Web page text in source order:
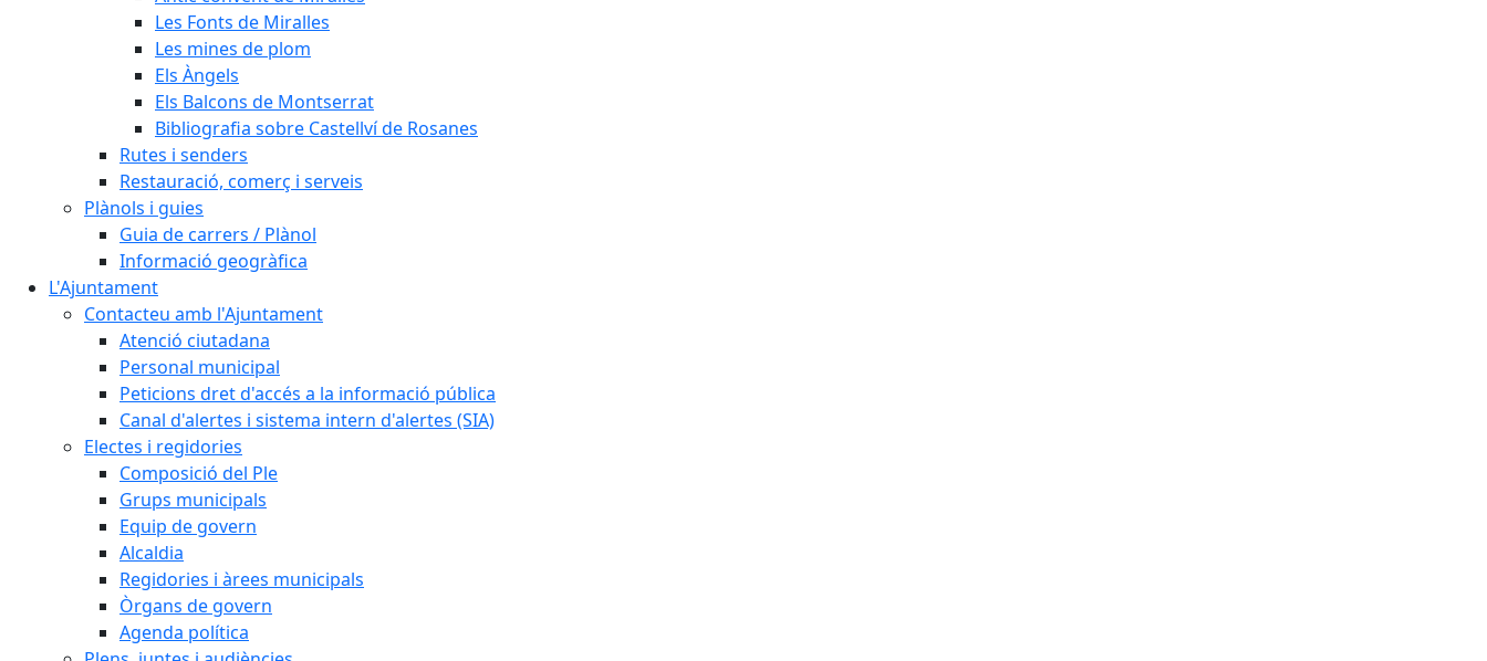
Les Fonts de Miralles
Les mines de plom
Els Àngels
Els Balcons de Montserrat
Bibliografia sobre Castellví de Rosanes
Rutes i senders
Restauració, comerç i serveis
Plànols i guies
Guia de carrers / Plànol
Informació geogràfica
L'Ajuntament
Contacteu amb l'Ajuntament
Atenció ciutadana
Personal municipal
Peticions dret d'accés a la informació pública
Canal d'alertes i sistema intern d'alertes (SIA)
Electes i regidories
Composició del Ple
Grups municipals
Equip de govern
Alcaldia
Regidories i àrees municipals
Òrgans de govern
Agenda política